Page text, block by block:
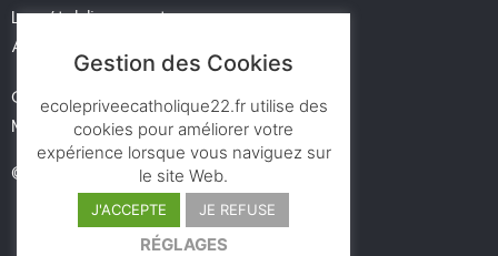
Les établissements
Actualités
Contact
Mentions légales
© des ronds dans l’eau
Gestion des Cookies
ecolepriveecatholique22.fr utilise des
cookies pour améliorer votre
expérience lorsque vous naviguez sur
le site Web.
J'ACCEPTE JE REFUSE
RÉGLAGES